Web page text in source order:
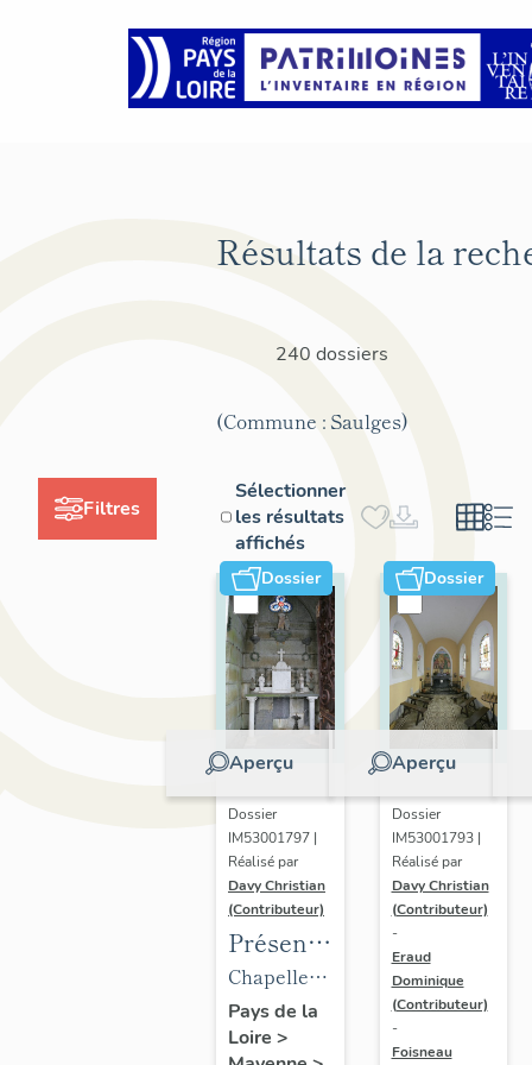
Filtres
Résultats de la
240 dossiers
(Commune : Saulges)
Sélectionner
les résultats
affichés
Dossier
Aperçu
Dossier
IM53001797 |
Réalisé par
Davy Christian
(Contributeur)
Présentation
du
mobilier
de la
Chapelle
funéraire
de la
Pays de la
Loire >
Dossier
Aperçu
Dossier
IM53001793 |
Réalisé par
Davy Christian
(Contributeur)
-
Eraud
Dominique
(Contributeur)
-
Foisneau